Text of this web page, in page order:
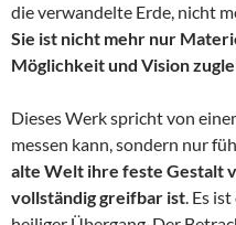
die verwandelte Erde, nicht
Sie ist nicht mehr nur
Möglichkeit und Vision
Dieses Werk spricht von
messen kann, sondern nur
alte Welt ihre feste Gestalt
vollständig greifbar ist. Es